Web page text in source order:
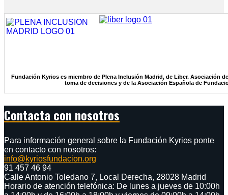
Fundación Kyrios es miembro de Plena Inclusión Madrid, de Liber. Asociación
toma de decisiones y de la Asociación Española de
Contacta con nosotros
Para información general sobre la Fundación Kyrios ponte
en contacto con nosotros:
info@kyriosfundacion.org
91 457 46 94
Calle Antonio Toledano 7, Local Derecha, 28028 Madrid
Horario de atención telefónica: De lunes a jueves de 10:00h